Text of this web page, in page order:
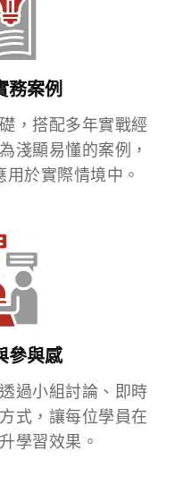
務案例
，搭配多年實戰經
淺顯易懂的案例，
於實際情境中。
參與感
過小組討論、即時
式，讓每位學員在
學習效果。